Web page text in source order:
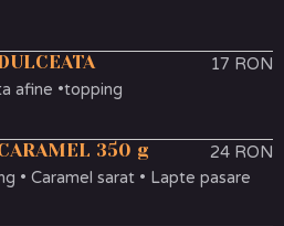
17 RON
afine •topping
350 g
24 RON
• Caramel sarat • Lapte pasare